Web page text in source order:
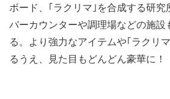
ボード、｢ラクリマ｣を合成する研究
バーカウンターや調理場などの施設
る。より強力なアイテムや｢ラクリ
るうえ、見た目もどんどん豪華に！